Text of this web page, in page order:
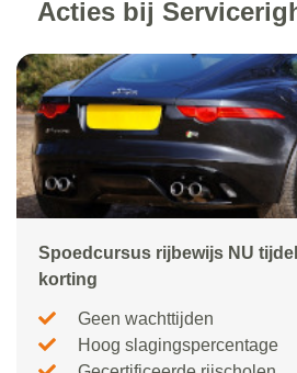
Acties bij
Spoedcursus rijbewijs NU
korting
Geen wachttijden
Hoog slagingspercentage